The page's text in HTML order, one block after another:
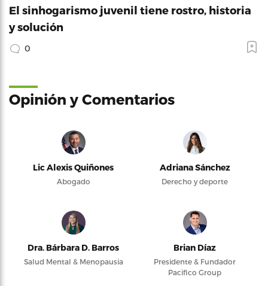
El sinhogarismo juvenil tiene rostro, historia
y solución
0
Opinión y Comentarios
Lic Alexis Quiñones
Abogado
Adriana Sánchez
Derecho y deporte
Dra. Bárbara D. Barros
Salud Mental & Menopausia
Brian Díaz
Presidente & Fundador
Pacifico Group